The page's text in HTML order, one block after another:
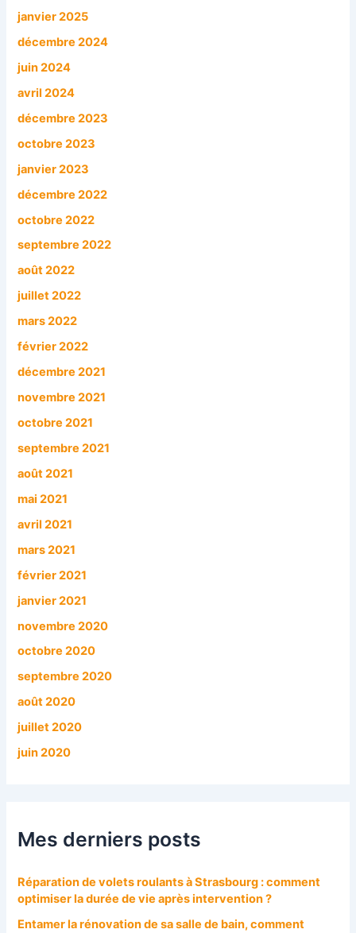
janvier 2025
décembre 2024
juin 2024
avril 2024
décembre 2023
octobre 2023
janvier 2023
décembre 2022
octobre 2022
septembre 2022
août 2022
juillet 2022
mars 2022
février 2022
décembre 2021
novembre 2021
octobre 2021
septembre 2021
août 2021
mai 2021
avril 2021
mars 2021
février 2021
janvier 2021
novembre 2020
octobre 2020
septembre 2020
août 2020
juillet 2020
juin 2020
Mes derniers posts
Réparation de volets roulants à Strasbourg : comment
optimiser la durée de vie après intervention ?
Entamer la rénovation de sa salle de bain, comment